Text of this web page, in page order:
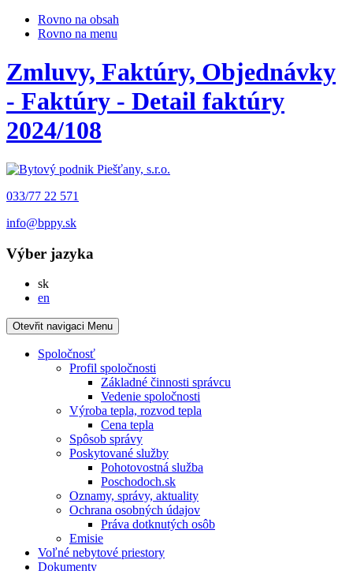
Rovno na obsah
Rovno na menu
Zmluvy, Faktúry, Objednávky
- Faktúry - Detail faktúry
2024/108
033/77 22 571
info@bppy.sk
Výber jazyka
skSlovensky
en
Otevřit navigaci Menu
Spoločnosť
Profil spoločnosti
Základné činnosti správcu
Vedenie spoločnosti
Výroba tepla, rozvod tepla
Cena tepla
Spôsob správy
Poskytované služby
Pohotovostná služba
Poschodoch.sk
Oznamy, správy, aktuality
Ochrana osobných údajov
Práva dotknutých osôb
Emisie
Voľné nebytové priestory
Dokumenty